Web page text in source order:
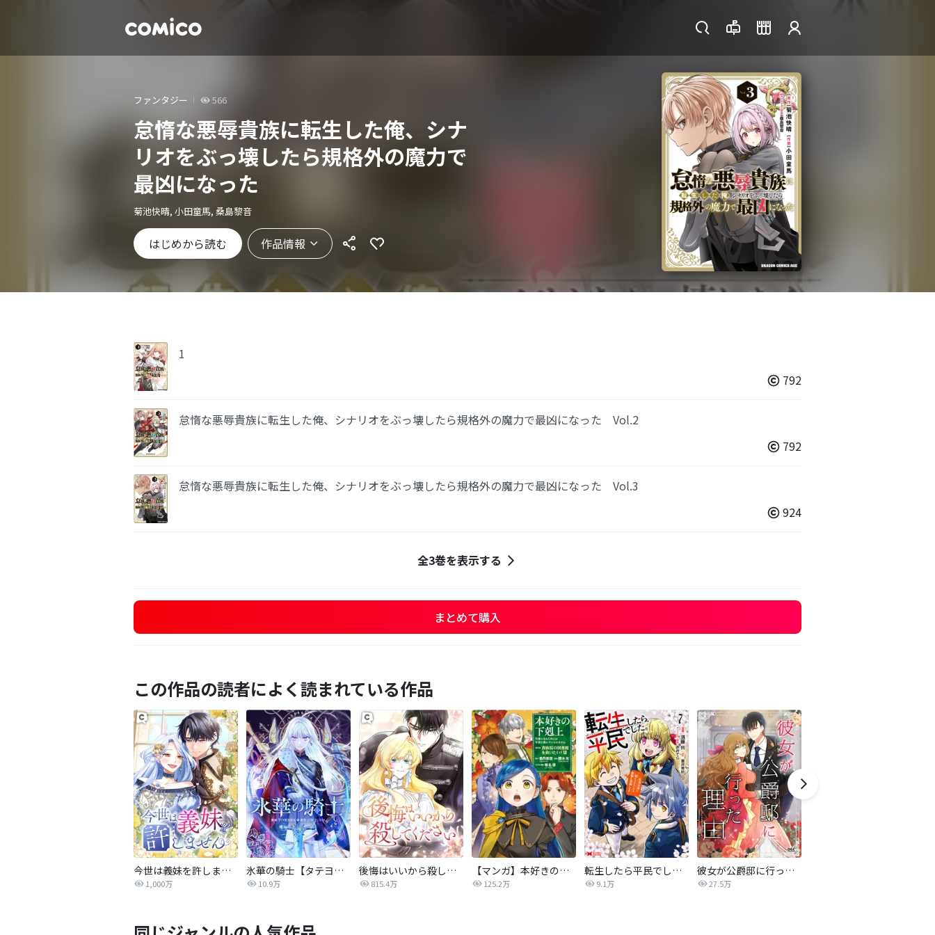
ファンタジー 566
怠惰な悪辱貴族に転生した俺、シナ
リオをぶっ壊したら規格外の魔力で
最凶になった
菊池快晴, 小田童馬, 桑島黎音
はじめから読む 作品情報
1
792
怠惰な悪辱貴族に転生した俺、シナリオをぶっ壊したら規格外の魔力で最凶になった Vol.2
792
怠惰な悪辱貴族に転生した俺、シナリオをぶっ壊したら規格外の魔力で最凶になった Vol.3
924
全3巻を表示する
まとめて購入
この作品の読者によく読まれている作品
今世は義妹を許しません
1,000万
氷華の騎士【タテヨミ】
10.9万
後悔はいいから殺してください
815.4万
【マンガ】本好きの下剋上 第四部
125.2万
転生したら平民でした。～生活水準に耐えられないので貴族を目指します～（コミック）
9.1万
彼女が公爵邸に行った理由【タテヨミ】
27.5万